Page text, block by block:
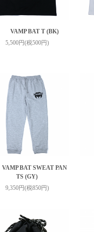
VAMP BAT T (BK)
5,500円(税500円)
VAMP BAT SWEAT PAN
TS (GY)
9,350円(税850円)